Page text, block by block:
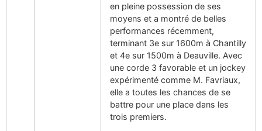
en pleine possession de ses
moyens et a montré de belles
performances récemment,
terminant 3e sur 1600m à Chantilly
et 4e sur 1500m à Deauville. Avec
une corde 3 favorable et un jockey
expérimenté comme M. Favriaux,
elle a toutes les chances de se
battre pour une place dans les
trois premiers.